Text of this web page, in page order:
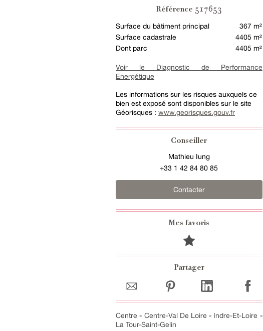
Référence 517653
Surface du bâtiment principal
367 m²
Surface cadastrale
4405 m²
Dont parc
4405 m²
Voir le Diagnostic de Performance
Energétique
Les informations sur les risques auxquels ce
bien est exposé sont disponibles sur le site
Géorisques : www.georisques.gouv.fr
Conseiller
Mathieu Iung
+33 1 42 84 80 85
Contacter
Mes favoris
Partager
Centre - Centre-Val De Loire - Indre-Et-Loire -
La Tour-Saint-Gelin